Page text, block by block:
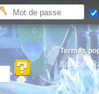
Termes
Splatoon
Nintendo